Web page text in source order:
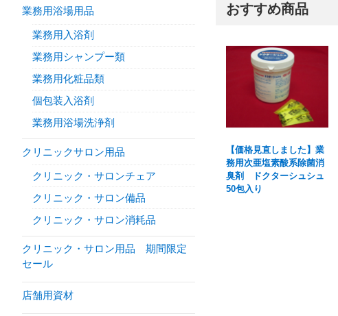
おすすめ商品
【価格見直しました】業
務用次亜塩素酸系除菌消
臭剤 ドクターシュシュ
50包入り
業務用浴場用品
業務用入浴剤
業務用シャンプー類
業務用化粧品類
個包装入浴剤
業務用浴場洗浄剤
クリニックサロン用品
クリニック・サロンチェア
クリニック・サロン備品
クリニック・サロン消耗品
クリニック・サロン用品 期間限定
セール
店舗用資材